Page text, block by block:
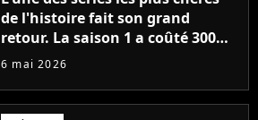
de l'histoire fait son grand
retour. La saison 1 a coûté 300
millions de dollars pour
6 mai 2026